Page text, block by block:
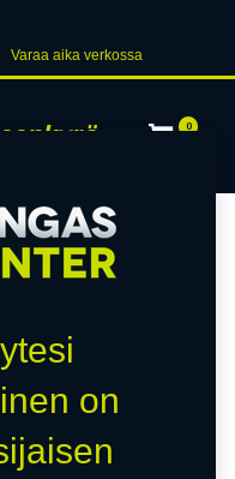
Varaa aika verk​​​​ossa
0
on